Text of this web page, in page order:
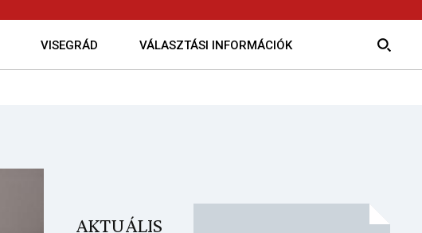
VISEGRÁD VÁLASZTÁSI INFORMÁCIÓK
AKTUÁLIS